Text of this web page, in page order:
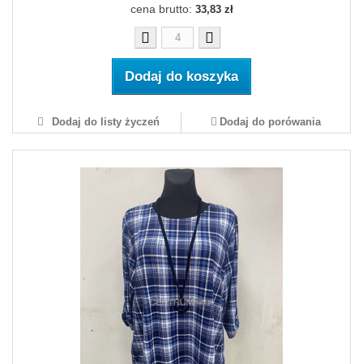
cena brutto: 33,83 zł
Dodaj do koszyka
Dodaj do listy życzeń Dodaj do porówania